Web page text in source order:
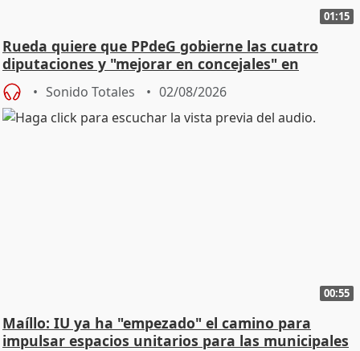
01:15
Rueda quiere que PPdeG gobierne las cuatro
diputaciones y "mejorar en concejales" en
ciudades
Sonido Totales 02/08/2026
00:55
Maíllo: IU ya ha "empezado" el camino para
impulsar espacios unitarios para las municipales